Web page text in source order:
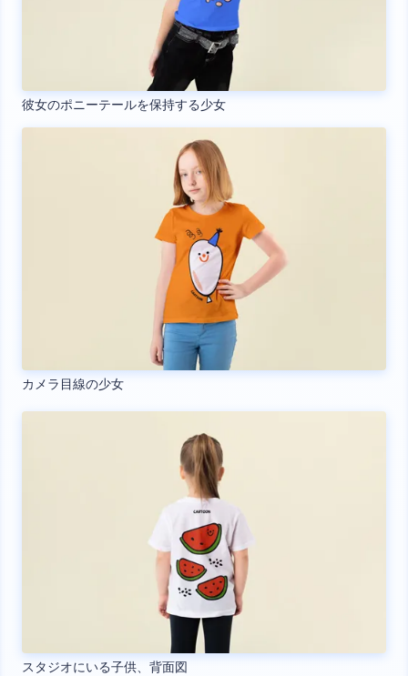
彼女のポニーテールを保持する少女
カメラ目線の少女
スタジオにいる子供、背面図